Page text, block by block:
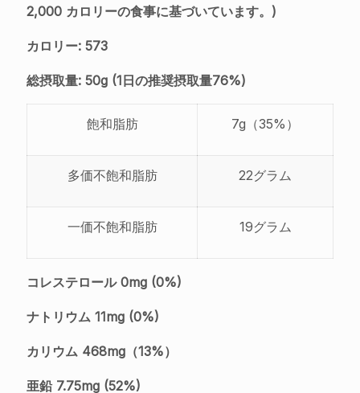
2,000 カロリーの食事に基づいています。)
カロリー: 573
総摂取量: 50g (1日の推奨摂取量76%)
飽和脂肪 7g（35%）
多価不飽和脂肪 22グラム
一価不飽和脂肪 19グラム
コレステロール 0mg (0%)
ナトリウム 11mg (0%)
カリウム 468mg（13%）
亜鉛 7.75mg (52%)